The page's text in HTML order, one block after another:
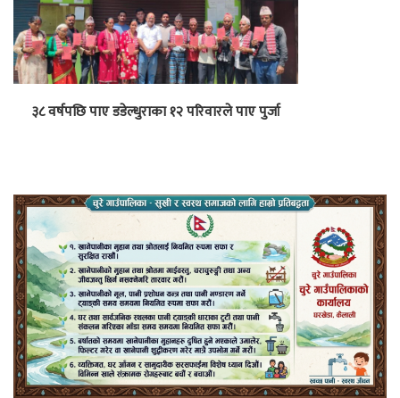
३८ वर्षपछि पाए डडेल्धुराका १२ परिवारले पाए पुर्जा